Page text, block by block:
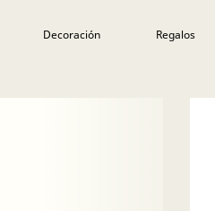
Decoración Regalos